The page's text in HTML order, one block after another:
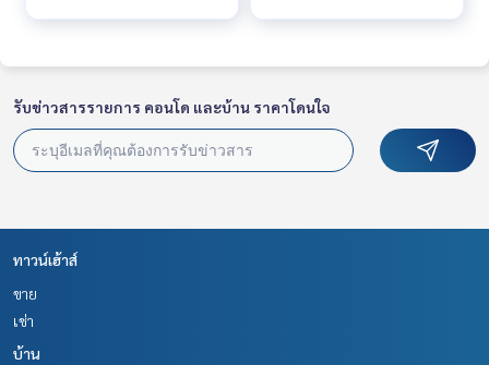
รับข่าวสารรายการ คอนโด และบ้าน ราคาโดนใจ
ทาวน์เฮ้าส์
ขาย
เช่า
บ้าน